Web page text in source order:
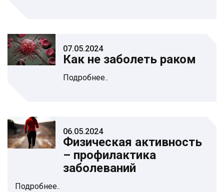
07.05.2024
Как не заболеть раком
Подробнее..
06.05.2024
Физическая активность
– профилактика
заболеваний
Подробнее..